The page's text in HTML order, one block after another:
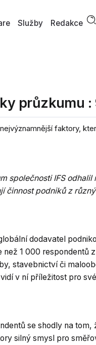
Služby Redakce
průzkumu
faktory,
společnosti IFS
činnost podniků z
dodavatel
než 1 000 respondentů
stavebnictví či
v ní příležitost pro
se shodly na
silný smysl pro